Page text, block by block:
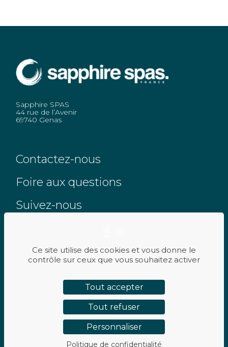
Sapphire SPAS
44 rue de l’Avenir
69740 Genas
Contactez-nous
Foire aux questions
Suivez-nous
MENTIONS LÉGALES
POLITIQUE DE CONFIDENTIALITÉ
Ce site utilise des cookies et vous donne le
contrôle sur ceux que vous souhaitez activer
Tout accepter
Tout refuser
Personnaliser
Politique de confidentialité